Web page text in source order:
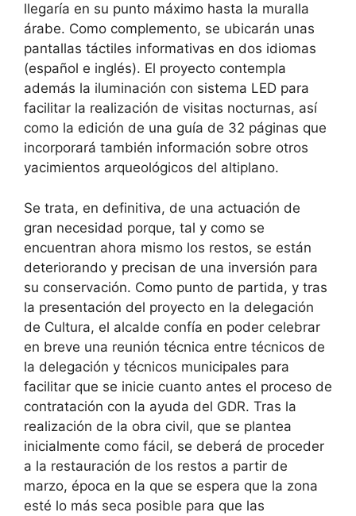
llegaría en su punto máximo hasta la muralla
árabe. Como complemento, se ubicarán unas
pantallas táctiles informativas en dos idiomas
(español e inglés). El proyecto contempla
además la iluminación con sistema LED para
facilitar la realización de visitas nocturnas, así
como la edición de una guía de 32 páginas que
incorporará también información sobre otros
yacimientos arqueológicos del altiplano.
Se trata, en definitiva, de una actuación de
gran necesidad porque, tal y como se
encuentran ahora mismo los restos, se están
deteriorando y precisan de una inversión para
su conservación. Como punto de partida, y tras
la presentación del proyecto en la delegación
de Cultura, el alcalde confía en poder celebrar
en breve una reunión técnica entre técnicos de
la delegación y técnicos municipales para
facilitar que se inicie cuanto antes el proceso de
contratación con la ayuda del GDR. Tras la
realización de la obra civil, que se plantea
inicialmente como fácil, se deberá de proceder
a la restauración de los restos a partir de
marzo, época en la que se espera que la zona
esté lo más seca posible para que las